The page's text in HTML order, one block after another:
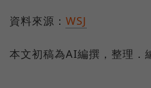
資料來源： WSJ
本文初稿為AI編撰，整理．